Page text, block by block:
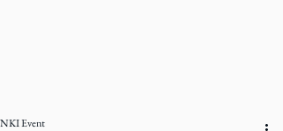
NKI Event